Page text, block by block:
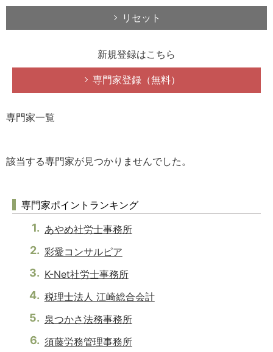
リセット
新規登録はこちら
専門家登録（無料）
専門家一覧
該当する専門家が見つかりませんでした。
専門家ポイントランキング
あやめ社労士事務所
彩愛コンサルピア
K-Net社労士事務所
税理士法人 江崎総合会計
泉つかさ法務事務所
須藤労務管理事務所